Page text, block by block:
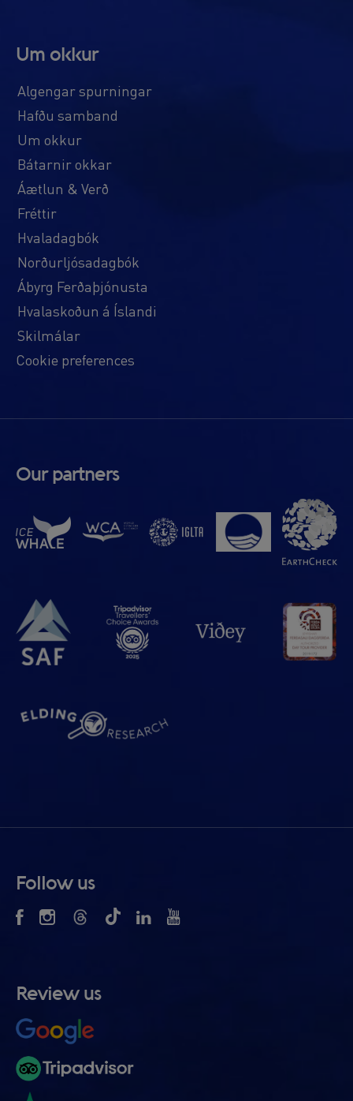
Um okkur
Algengar spurningar
Hafðu samband
Um okkur
Bátarnir okkar
Áætlun & Verð
Fréttir
Hvaladagbók
Norðurljósadagbók
Ábyrg Ferðaþjónusta
Hvalaskoðun á Íslandi
Skilmálar
Cookie preferences
Our partners
Follow us
Review us